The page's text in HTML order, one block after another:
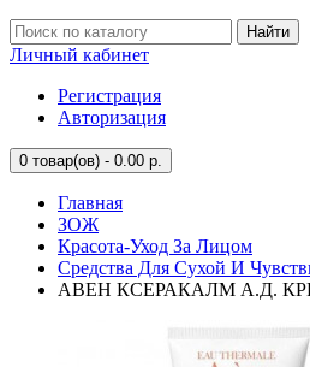
Найти
Личный кабинет
Регистрация
Авторизация
0 товар(ов) - 0.00 р.
Главная
ЗОЖ
Красота-Уход За Лицом
Средства Для Сухой И
АВЕН КСЕРАКАЛМ А.Д.